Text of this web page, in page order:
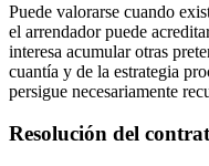
Puede valorarse cuando
el arrendador puede
interesa acumular otras
cuantía y de la estrategia
persigue necesariamente
Resolución del